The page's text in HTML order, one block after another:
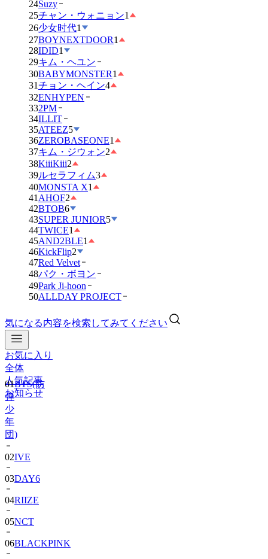
24Suzy
25チャン・ウォニョン1
26少女时代1
27BOYNEXTDOOR1
28IDID1
29キム・ヘユン
30BABYMONSTER1
31チョン・ヘイン4
32ENHYPEN
332PM
34ILLIT
35ATEEZ5
36ZEROBASEONE1
37キム・ジウォン2
38KiiiKiii2
39ルセラフィム3
40MONSTA X1
41 AHOF2
42BTOB6
43SUPER JUNIOR5
44TWICE1
45AND2BLE1
46KickFlip2
47Red Velvet
48パク・ボヨン
49Park Ji-hoon
50ALLDAY PROJECT
気になる内容を検索してみてください
お気に入り
全体
人気記事
お知らせ
01BTS(防
弾
少
年
団)
02 IVE
03DAY6
04RIIZE
05NCT
06BLACKPINK
07TWS